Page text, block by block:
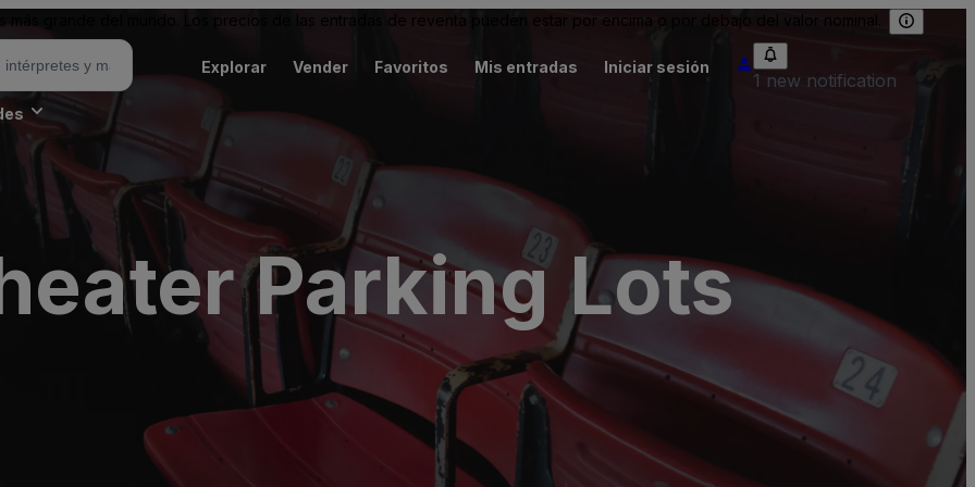
grande del mundo. Los precios de las entradas de reventa pueden estar por encima o por debajo del valor nominal.
Explorar Vender Favoritos Mis entradas Iniciar sesión
1 new notification
Parking Lots